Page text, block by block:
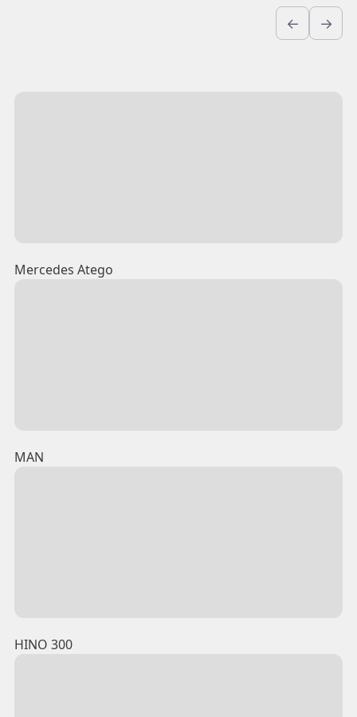
← →
Mercedes Atego
MAN
HINO 300